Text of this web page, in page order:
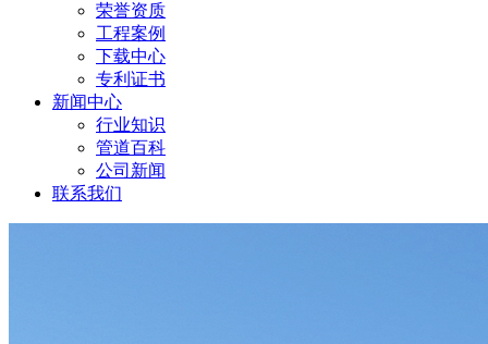
荣誉资质
工程案例
下载中心
专利证书
新闻中心
行业知识
管道百科
公司新闻
联系我们